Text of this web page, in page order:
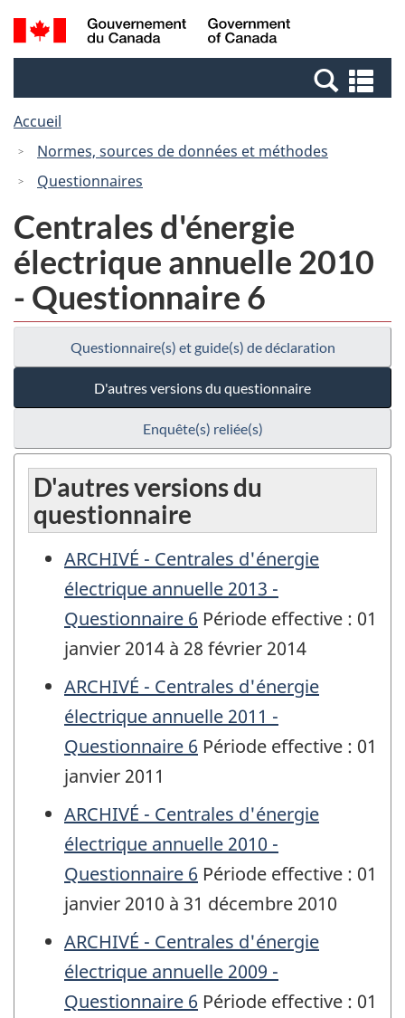
Passer
au
Passer
à
Canada
Recherche
et
et
Accueil
Normes, sources de données et méthodes
Questionnaires
Centrales d'énergie
électrique annuelle 2010
- Questionnaire 6
Questionnaire(s) et guide(s) de déclaration
D'autres versions du questionnaire
Enquête(s) reliée(s)
D'autres versions du
questionnaire
ARCHIVÉ - Centrales d'énergie
électrique annuelle 2013 -
Questionnaire 6 Période effective : 01
janvier 2014 à 28 février 2014
ARCHIVÉ - Centrales d'énergie
électrique annuelle 2011 -
Questionnaire 6 Période effective : 01
janvier 2011
ARCHIVÉ - Centrales d'énergie
électrique annuelle 2010 -
Questionnaire 6 Période effective : 01
janvier 2010 à 31 décembre 2010
ARCHIVÉ - Centrales d'énergie
électrique annuelle 2009 -
Questionnaire 6 Période effective : 01